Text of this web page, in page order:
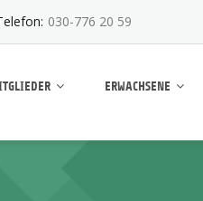
030-776 20 59
ERWACHSENE